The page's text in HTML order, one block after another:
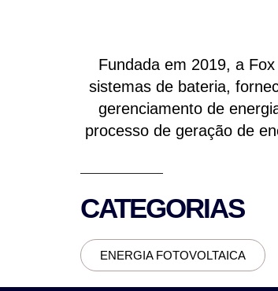
Fundada em 2019, a
sistemas de bateria,
gerenciamento de
processo de geração de
CATEGORIAS
ENERGIA FOTOVOLTAICA